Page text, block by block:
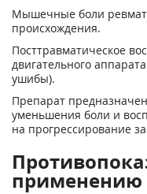
Мышечные боли
происхождения.
Посттравматическое
двигательного
ушибы).
Препарат
уменьшения боли и
на прогрессирование
применению